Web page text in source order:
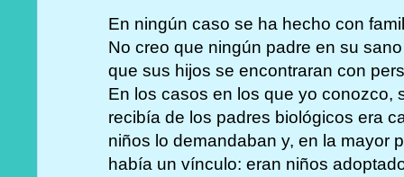
En ningún caso se ha hecho con
No creo que ningún padre en su
que sus hijos se encontraran con
En los casos en los que yo conozco,
recibía de los padres biológicos era
niños lo demandaban y, en la mayor
había un vínculo: eran niños